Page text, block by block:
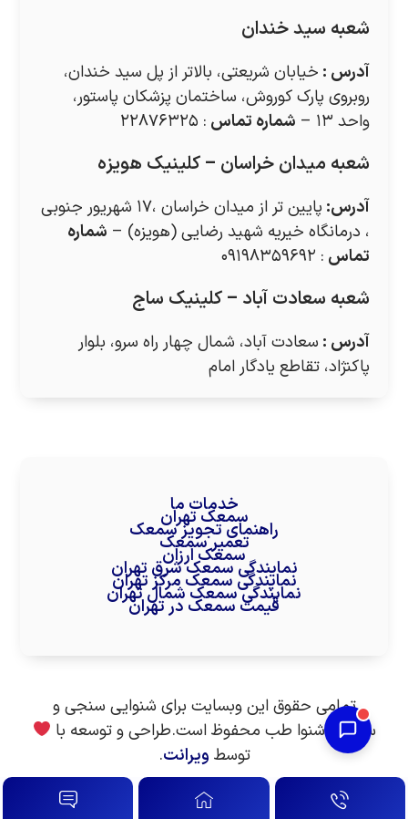
شعبه سید خندان
آدرس : خیابان شریعتی، بالاتر از پل سید خندان،
روبروی پارک کوروش، ساختمان پزشکان پاستور،
واحد ۱۳ –
شماره تماس : ۲۲۸۷۶۳۲۵
شعبه میدان خراسان – کلینیک هویزه
آدرس:
پایین تر از میدان خراسان ،۱۷ شهریور جنوبی
، درمانگاه خیریه شهید رضایی (هویزه) – شماره
تماس : ۰۹۱۹۸۳۵۹۶۹۲
شعبه سعادت آباد – کلینیک ساج
آدرس : سعادت آباد، شمال چهار راه سرو، بلوار
پاکنژاد، تقاطع یادگار امام
خدمات ما
سمعک تهران
راهنمای تجویز سمعک
تعمیر سمعک
سمعک ارزان
نمایندگی سمعک شرق تهران
نمایندگی سمعک مرکز تهران
نمایندگی سمعک شمال تهران
قیمت سمعک در تهران
تمامی حقوق این وبسایت برای شنوایی سنجی و
سمعک شنوا طب محفوظ است.طراحی و توسعه با
توسط ویرانت.